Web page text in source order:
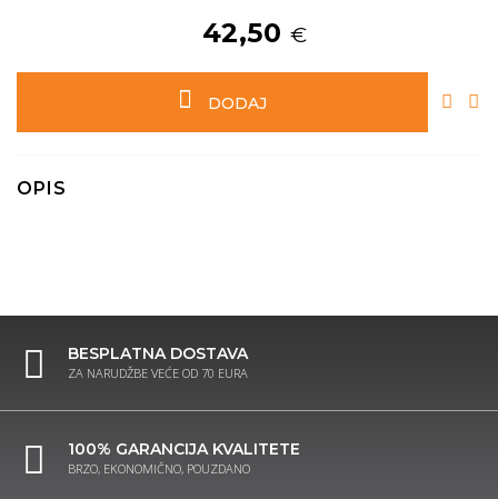
42,50 €
DODAJ
OPIS
BESPLATNA DOSTAVA
ZA NARUDŽBE VEĆE OD 70 EURA
100% GARANCIJA KVALITETE
BRZO, EKONOMIČNO, POUZDANO